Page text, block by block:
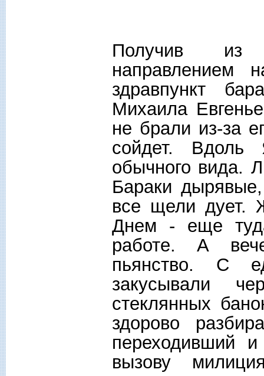
Получив из
направлением
здравпункт
Михаила
не брали из-за
сойдет. Вдоль
обычного вида.
Бараки
все щели дует.
Днем - еще
работе. А
пьянство. С
закусывали
стеклянных
здорово
переходивший
вызову